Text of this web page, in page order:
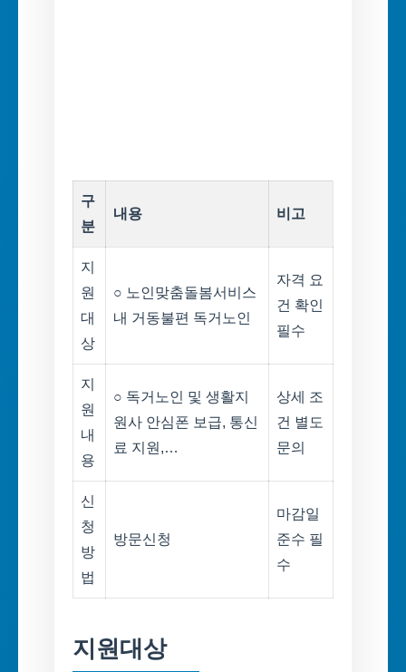
구
분
내용 비고
지
원
대
상
○ 노인맞춤돌봄서비스
내 거동불편 독거노인
자격 요
건 확인
필수
지
원
내
용
○ 독거노인 및 생활지
원사 안심폰 보급, 통신
료 지원,…
상세 조
건 별도
문의
신
청
방
법
방문신청
마감일
준수 필
수
지원대상